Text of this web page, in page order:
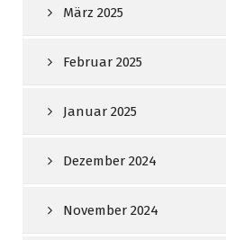
März 2025
Februar 2025
Januar 2025
Dezember 2024
November 2024